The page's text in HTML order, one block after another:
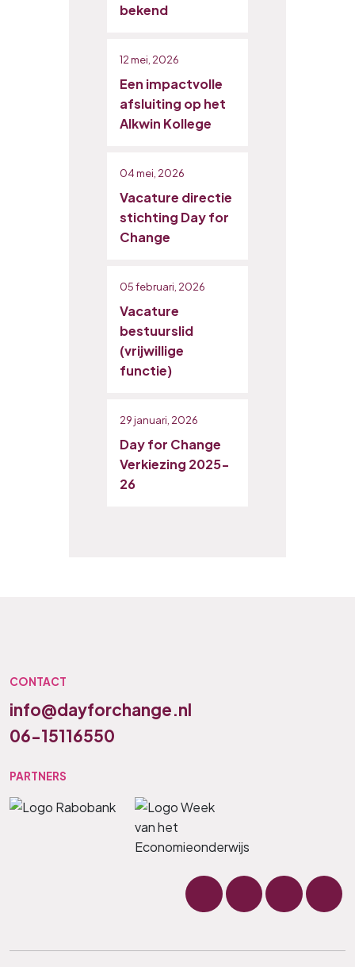
bekend
12 mei, 2026
Een impactvolle
afsluiting op het
Alkwin Kollege
04 mei, 2026
Vacature directie
stichting Day for
Change
05 februari, 2026
Vacature
bestuurslid
(vrijwillige
functie)
29 januari, 2026
Day for Change
Verkiezing 2025-
26
CONTACT
info@dayforchange.nl
06-15116550
PARTNERS